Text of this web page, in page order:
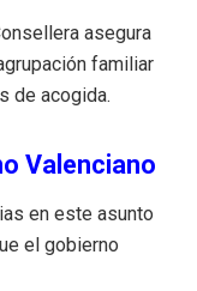
asegura
familiar
de acogida.
Valenciano
en este asunto
el gobierno